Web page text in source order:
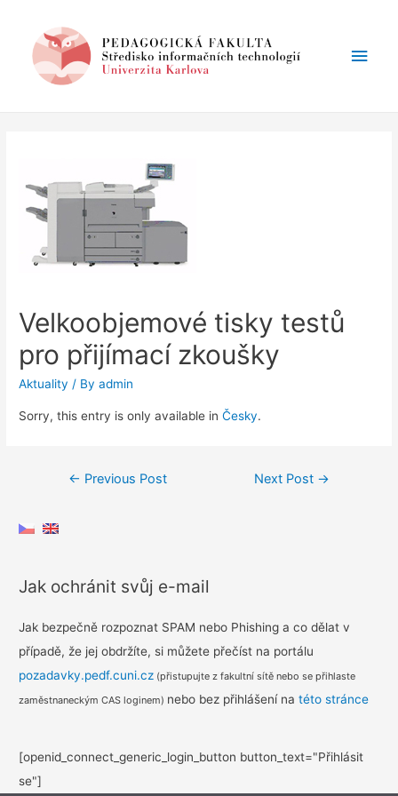
Main
Velkoobjemové tisky testů
pro přijímací zkoušky
Aktuality / Byadmin
Sorry, this entry is only available inČesky.
Post
← Previous Post Next Post →
Jak ochránit svůj e-mail
Jak bezpečně rozpoznat SPAM nebo Phishing a co dělat v
případě, že jej obdržíte, si můžete přečíst na portálu
pozadavky.pedf.cuni.cz (přistupujte z fakultní sítě nebo se přihlaste
zaměstnaneckým CAS loginem) nebo bez přihlášení natéto stránce
[openid_connect_generic_login_button button_text="Přihlásit
se"]